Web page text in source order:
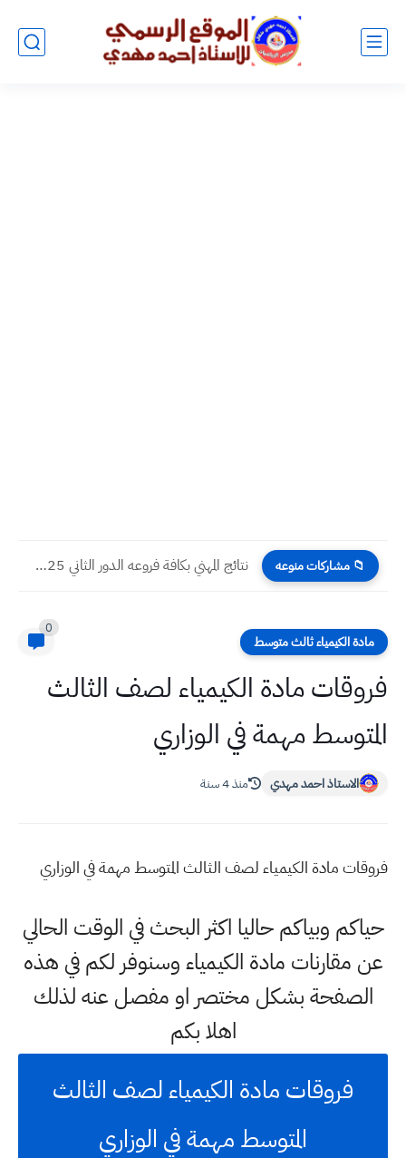
📁 مشاركات منوعه نتائج المهني بكافة فروعه الدور الثاني 2025 جميع المحافظات العراقية
مادة الكيمياء ثالث متوسط
0
فروقات مادة الكيمياء لصف الثالث
المتوسط مهمة في الوزاري
الاستاذ احمد مهدي منذ 4 سنة
فروقات مادة الكيمياء لصف الثالث المتوسط مهمة في الوزاري
حياكم وبياكم حاليا اكثر البحث في الوقت الحالي
عن مقارنات مادة الكيمياء وسنوفر لكم في هذه
الصفحة بشكل مختصر او مفصل عنه لذلك
اهلا بكم
فروقات مادة الكيمياء لصف الثالث
المتوسط مهمة في الوزاري